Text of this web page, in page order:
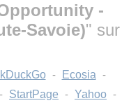
-
Savoie)" sur
- Ecosia -
- StartPage - Yahoo -